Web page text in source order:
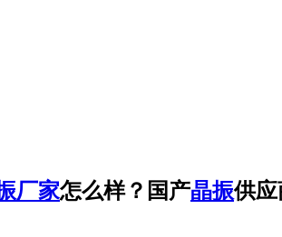
厂家怎么样？国产晶振供应